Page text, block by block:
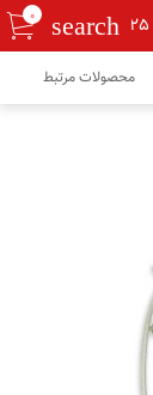
search
0
محصولات مرتبط